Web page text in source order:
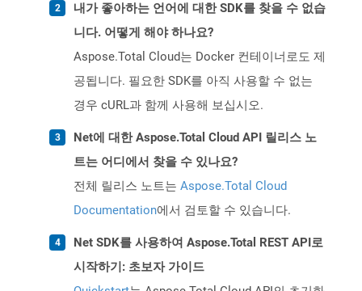
내가 좋아하는 언어에 대한 SDK를 찾을 수 없습
니다. 어떻게 해야 하나요?
Aspose.Total Cloud는 Docker 컨테이너로도 제
공됩니다. 필요한 SDK를 아직 사용할 수 없는
경우 cURL과 함께 사용해 보십시오.
Net에 대한 Aspose.Total Cloud API 릴리스 노
트는 어디에서 찾을 수 있나요?
전체 릴리스 노트는 Aspose.Total Cloud
Documentation에서 검토할 수 있습니다.
Net SDK를 사용하여 Aspose.Total REST API로
시작하기: 초보자 가이드